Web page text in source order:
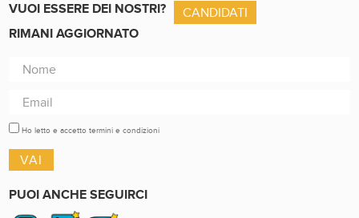
VUOI ESSERE DEI NOSTRI?
CANDIDATI
RIMANI AGGIORNATO
Ho letto e accetto termini e condizioni
PUOI ANCHE SEGUIRCI